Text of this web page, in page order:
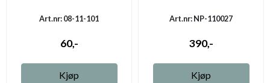
Art.nr: 08-11-101
60,-
Kjøp
Art.nr: NP-110027
390,-
Kjøp